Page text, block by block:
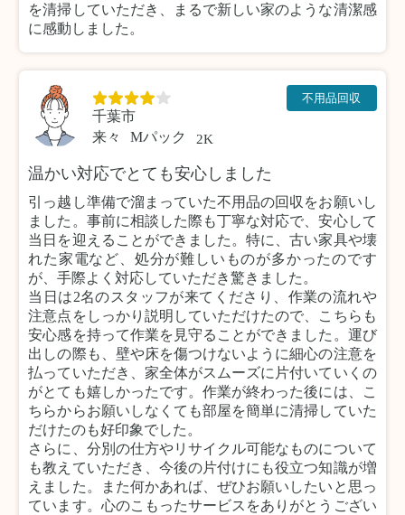
を清掃していただき、まるで新しい家のような清潔感
に感動しました。
千葉市
来々
Mパック 2K
不用品回収
温かい対応でとても安心しました
引っ越し準備で溜まっていた不用品の回収をお願いし
ました。事前に相談した際も丁寧な対応で、安心して
当日を迎えることができました。特に、古い家具や壊
れた家電など、処分が難しいものが多かったのです
が、手際よく対応していただき驚きました。
当日は2名のスタッフが来てくださり、作業の流れや
注意点をしっかり説明していただけたので、こちらも
安心感を持って作業を見守ることができました。運び
出しの際も、壁や床を傷つけないように細心の注意を
払っていただき、家全体がスムーズに片付いていくの
がとても嬉しかったです。作業が終わった後には、こ
ちらからお願いしなくても部屋を簡単に清掃していた
だけたのも好印象でした。
さらに、分別の仕方やリサイクル可能なものについて
も教えていただき、今後の片付けにも役立つ知識が増
えました。また何かあれば、ぜひお願いしたいと思っ
ています。心のこもったサービスをありがとうござい